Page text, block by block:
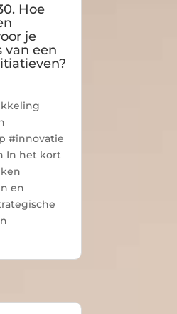
Hoe
je
van een
#innovatie
In het kort
en